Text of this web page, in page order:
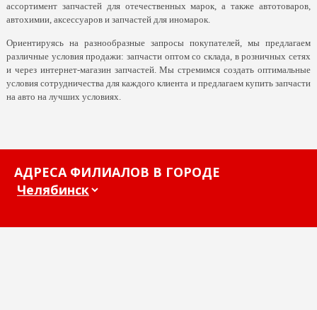
ассортимент запчастей для отечественных марок, а также автотоваров,
автохимии, аксессуаров и запчастей для иномарок.
Ориентируясь на разнообразные запросы покупателей, мы предлагаем
различные условия продажи: запчасти оптом со склада, в розничных сетях
и через интернет-магазин запчастей. Мы стремимся создать оптимальные
условия сотрудничества для каждого клиента и предлагаем купить запчасти
на авто на лучших условиях.
АДРЕСА ФИЛИАЛОВ В ГОРОДЕ